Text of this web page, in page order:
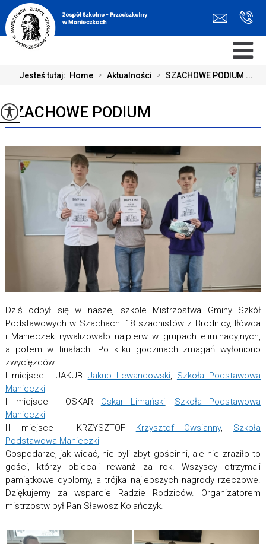
Jesteś tutaj: Home > Aktualności > SZACHOWE PODIUM ...
SZACHOWE PODIUM
Dziś odbył się w naszej szkole Mistrzostwa Gminy Szkół
Podstawowych w Szachach. 18 szachistów z Brodnicy, Iłówca
i Manieczek rywalizowało najpierw w grupach eliminacyjnych,
a potem w finałach. Po kilku godzinach zmagań wyłoniono
zwycięzców:
I miejsce - JAKUB Jakub Lewandowski, Szkoła Podstawowa
Manieczki
II miejsce - OSKAR Oskar Limański, Szkoła Podstawowa
Manieczki
III miejsce - KRZYSZTOF Krzysztof Owsianny, Szkoła
Podstawowa Manieczki
Gospodarze, jak widać, nie byli zbyt gościnni, ale nie zraziło to
gości, którzy obiecali rewanż za rok. Wszyscy otrzymali
pamiątkowe dyplomy, a trójka najlepszych nagrody rzeczowe.
Dziękujemy za wsparcie Radzie Rodziców. Organizatorem
mistrzostw był Pan Sławosz Kolańczyk.